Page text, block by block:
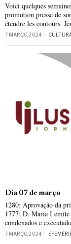
Voici quelques
promotion presse de
étendre les contours.
7 MARÇO, 2024
Dia 07 de março
1280: Aprovação da
1777: D. Maria I emite
condenados e
7 MARÇO, 2024